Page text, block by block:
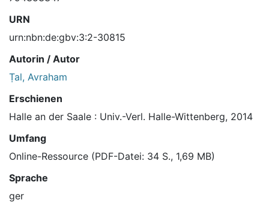
URN
urn:nbn:de:gbv:3:2-30815
Autorin / Autor
Ṭal, Avraham
Erschienen
Halle an der Saale : Univ.-Verl. Halle-Wittenberg, 2014
Umfang
Online-Ressource (PDF-Datei: 34 S., 1,69 MB)
Sprache
ger